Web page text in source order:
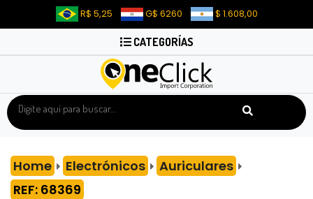
R$ 5,25 G$ 6260 $ 1.608,00
CATEGORÍAS
Home Electrónicos
Auriculares
REF: 68369